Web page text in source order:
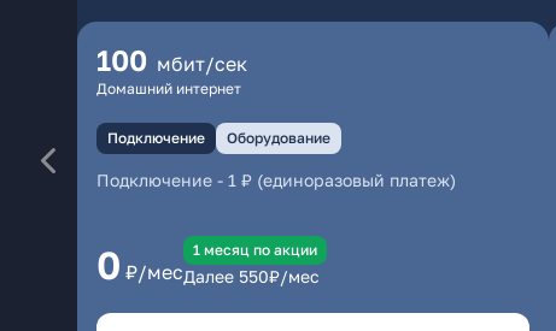
100 мбит/сек
Домашний интернет
Подключение Оборудование
Подключение - 1 ₽ (единоразовый платеж)
0 ₽/мес
1 месяц по акции
Далее 550₽/мес